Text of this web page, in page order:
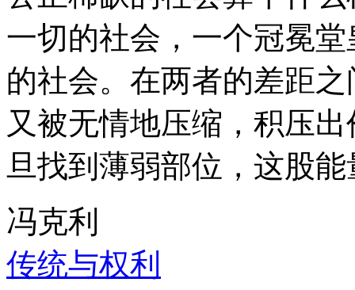
一切的社会，一个冠冕
的社会。在两者的差距
又被无情地压缩，积压
旦找到薄弱部位，这股
冯克利
传统与权利